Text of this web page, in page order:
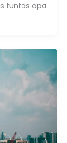
tuntas apa